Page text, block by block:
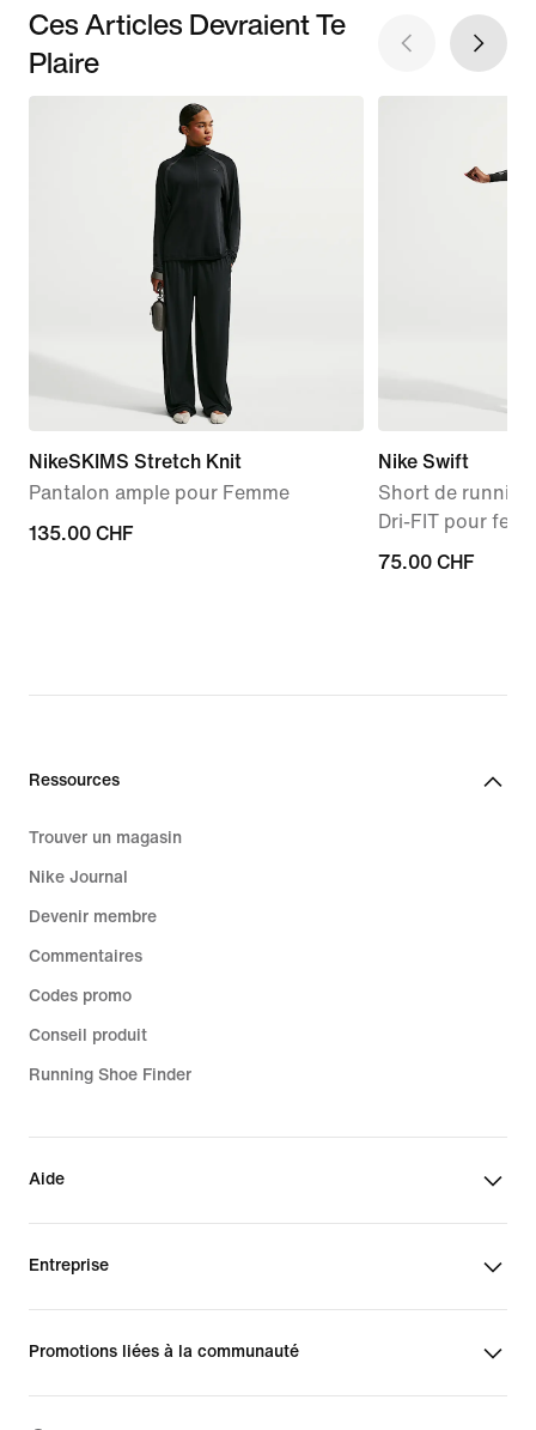
Ces Articles Devraient Te
Plaire
NikeSKIMS Stretch Knit
Pantalon ample pour Femme
135.00 CHF
135.00 CHF
Nike Swift
Short de
Dri-FIT pour
75.00 CHF
75.00 CHF
Ressources
Trouver un magasin
Nike Journal
Devenir membre
Commentaires
Codes promo
Conseil produit
Running Shoe Finder
Aide
Entreprise
Promotions liées à la communauté